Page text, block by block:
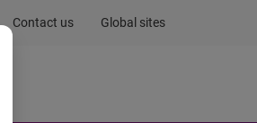
Contact us Global sites